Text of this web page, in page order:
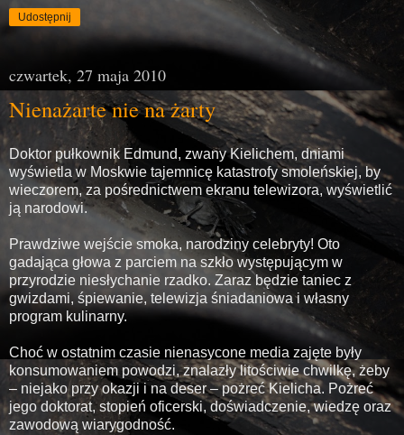
Udostępnij
czwartek, 27 maja 2010
Nienażarte nie na żarty
Doktor pułkownik Edmund, zwany Kielichem, dniami
wyświetla w Moskwie tajemnicę katastrofy smoleńskiej, by
wieczorem, za pośrednictwem ekranu telewizora, wyświetlić
ją narodowi.
Prawdziwe wejście smoka, narodziny celebryty! Oto
gadająca głowa z parciem na szkło występującym w
przyrodzie niesłychanie rzadko. Zaraz będzie taniec z
gwizdami, śpiewanie, telewizja śniadaniowa i własny
program kulinarny.
Choć w ostatnim czasie nienasycone media zajęte były
konsumowaniem powodzi, znalazły litościwie chwilkę, żeby
– niejako przy okazji i na deser – pożreć Kielicha. Pożreć
jego doktorat, stopień oficerski, doświadczenie, wiedzę oraz
zawodową wiarygodność.